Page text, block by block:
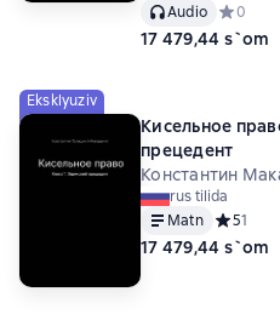
Audio
0
17 479,44 s`om
Eksklyuziv
Кисельное
прецедент
Константин
rus tilida
Matn
Средний
51
17 479,44 s`om